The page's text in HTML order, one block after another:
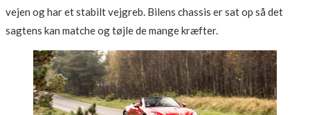
vejen og har et stabilt vejgreb. Bilens chassis er sat op så det
sagtens kan matche og tøjle de mange kræfter.